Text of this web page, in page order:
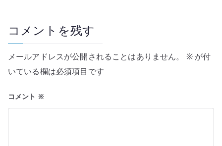
ー
シ
ョ
ン
コメントを残す
メールアドレスが公開されることはありません。 ※が付
いている欄は必須項目です
コメント ※